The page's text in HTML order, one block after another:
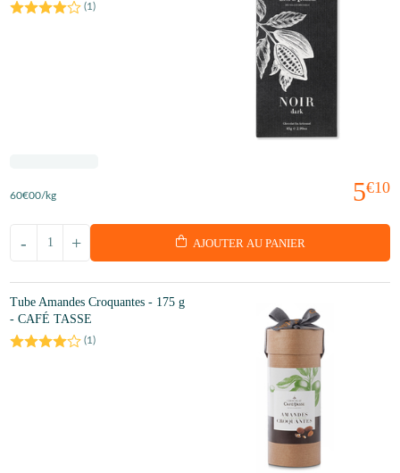
(1 )
5€10
60€00/kg
+
- AJOUTER AU PANIER
Tube Amandes Croquantes - 175 g
- CAFÉ TASSE
(1 )